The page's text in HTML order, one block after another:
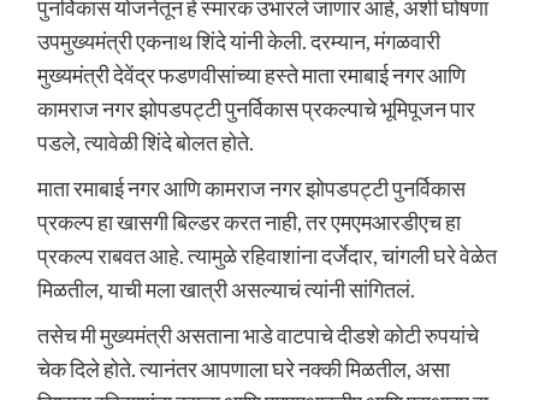
पुनर्विकास योजनेतून हे स्मारक उभारले जाणार आहे, अशी घोषणा
उपमुख्यमंत्री एकनाथ शिंदे यांनी केली. दरम्यान, मंगळवारी
मुख्यमंत्री देवेंद्र फडणवीसांच्या हस्ते माता रमाबाई नगर आणि
कामराज नगर झोपडपट्टी पुनर्विकास प्रकल्पाचे भूमिपूजन पार
पडले, त्यावेळी शिंदे बोलत होते.
माता रमाबाई नगर आणि कामराज नगर झोपडपट्टी पुनर्विकास
प्रकल्प हा खासगी बिल्डर करत नाही, तर एमएमआरडीएच हा
प्रकल्प राबवत आहे. त्यामुळे रहिवाशांना दर्जेदार, चांगली घरे वेळेत
मिळतील, याची मला खात्री असल्याचं त्यांनी सांगितलं.
तसेच मी मुख्यमंत्री असताना भाडे वाटपाचे दीडशे कोटी रुपयांचे
चेक दिले होते. त्यानंतर आपणाला घरे नक्की मिळतील, असा